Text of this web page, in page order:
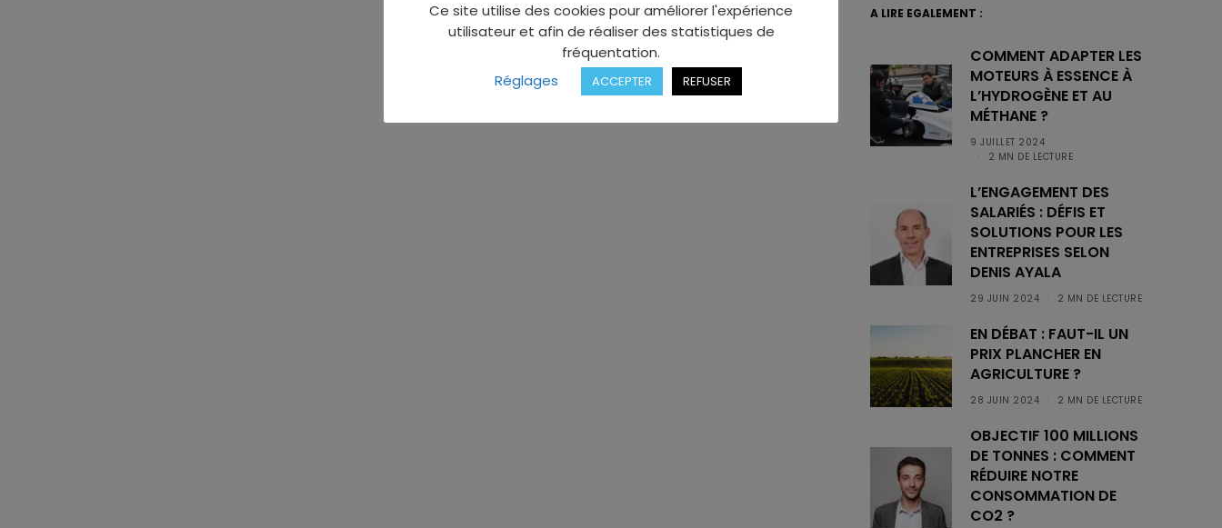
A LIRE EGALEMENT :
COMMENT ADAPTER LES
MOTEURS À ESSENCE À
L’HYDROGÈNE ET AU
MÉTHANE ?
9 JUILLET 2024
2 MN DE LECTURE
L’ENGAGEMENT DES
SALARIÉS : DÉFIS ET
SOLUTIONS POUR LES
ENTREPRISES SELON
DENIS AYALA
29 JUIN 2024 2 MN DE LECTURE
EN DÉBAT : FAUT-IL UN
PRIX PLANCHER EN
AGRICULTURE ?
28 JUIN 2024 2 MN DE LECTURE
OBJECTIF 100 MILLIONS
DE TONNES : COMMENT
RÉDUIRE NOTRE
CONSOMMATION DE
CO2 ?
Ce site utilise des cookies pour améliorer l'expérience
utilisateur et afin de réaliser des statistiques de
fréquentation.
Réglages
ACCEPTER REFUSER